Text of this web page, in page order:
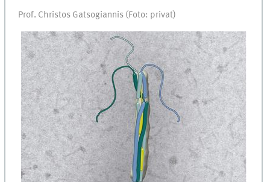
Prof. Christos Gatsogiannis (Foto: privat)